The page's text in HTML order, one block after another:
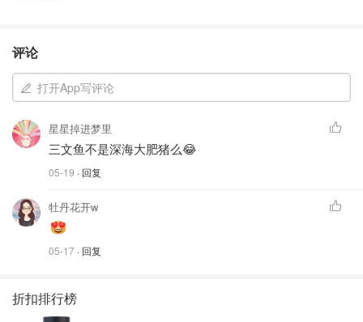
评论
打开App写评论
星星掉进梦里
三文鱼不是深海大肥猪么😂
05-19 · 回复
牡丹花开w
05-17 · 回复
折扣排行榜